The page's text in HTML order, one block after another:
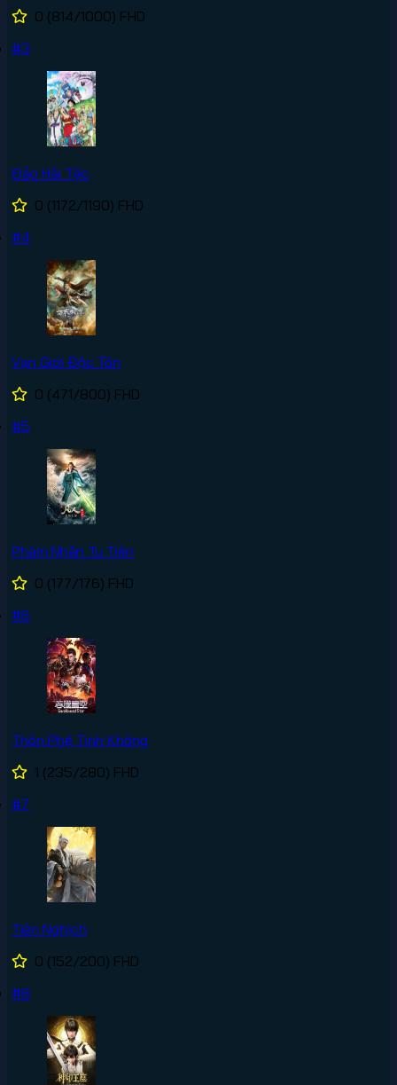
0 (814/1000) FHD
#3
Đảo Hải Tặc
0 (1172/1190) FHD
#4
Vạn Giới Độc Tôn
0 (471/800) FHD
#5
Phàm Nhân Tu Tiên
0 (177/176) FHD
#6
Thôn Phệ Tinh Không
1 (235/280) FHD
#7
Tiên Nghịch
0 (152/200) FHD
#8